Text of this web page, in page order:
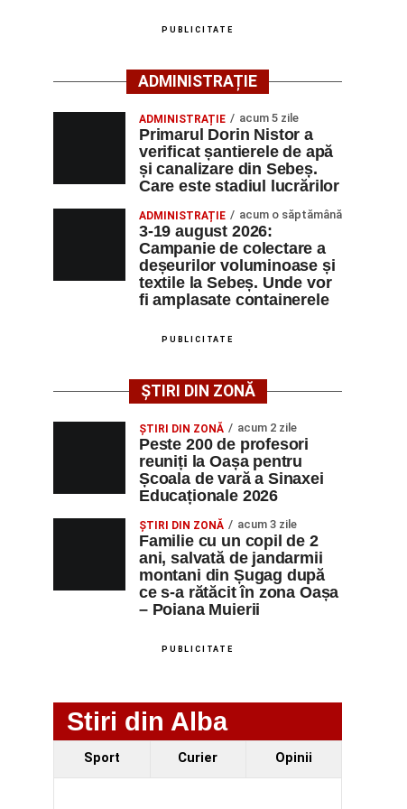
PUBLICITATE
ADMINISTRAȚIE
ADMINISTRAȚIE acum 5 zile
Primarul Dorin Nistor a
verificat șantierele de apă
și canalizare din Sebeș.
Care este stadiul lucrărilor
ADMINISTRAȚIE acum o săptămână
3-19 august 2026:
Campanie de colectare a
deșeurilor voluminoase și
textile la Sebeș. Unde vor
fi amplasate containerele
PUBLICITATE
ȘTIRI DIN ZONĂ
ȘTIRI DIN ZONĂ acum 2 zile
Peste 200 de profesori
reuniți la Oașa pentru
Școala de vară a Sinaxei
Educaționale 2026
ȘTIRI DIN ZONĂ acum 3 zile
Familie cu un copil de 2
ani, salvată de jandarmii
montani din Șugag după
ce s-a rătăcit în zona Oașa
– Poiana Muierii
PUBLICITATE
Stiri din Alba
Sport Curier Opinii